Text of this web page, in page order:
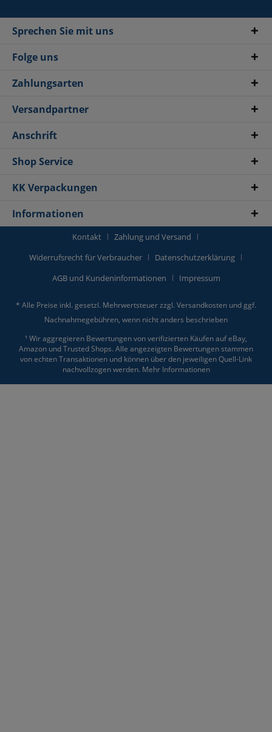
Sprechen Sie mit uns
Folge uns
Zahlungsarten
Versandpartner
Anschrift
Shop Service
KK Verpackungen
Informationen
Kontakt
Zahlung und Versand
Widerrufsrecht für Verbraucher
Datenschutzerklärung
AGB und Kundeninformationen
Impressum
* Alle Preise inkl. gesetzl. Mehrwertsteuer zzgl. Versandkosten und ggf.
Nachnahmegebühren, wenn nicht anders beschrieben
¹ Wir aggregieren Bewertungen von verifizierten Käufen auf eBay,
Amazon und Trusted Shops. Alle angezeigten Bewertungen stammen
von echten Transaktionen und können über den jeweiligen Quell-Link
nachvollzogen werden. Mehr Informationen